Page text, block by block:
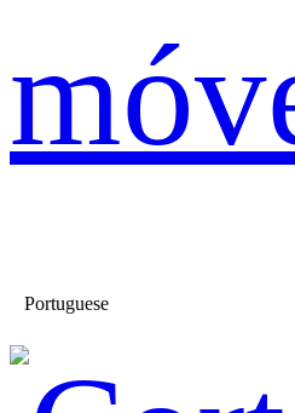
Portuguese